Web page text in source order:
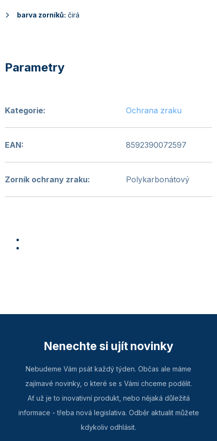
barva zorníků: čirá
Kategorie: Ochrana zraku
EAN: 8592390072597
Zorník ochrany zraku: Polykarbonátový
Nenechte si ujít novinky
Nebudeme Vám psát každý týden. Občas ale máme
zajímavé novinky, o které se s Vámi chceme podělit.
Ať už je to inovativní produkt, nebo nějaká důležitá
informace - třeba nová legislativa. Odběr aktualit můžete
kdykoliv odhlásit.